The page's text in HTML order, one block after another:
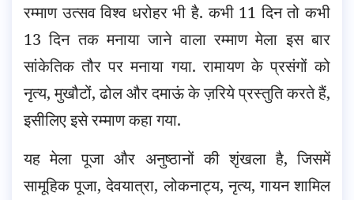
रम्माण उत्सव विश्व धरोहर भी है. कभी 11 दिन तो कभी
13 दिन तक मनाया जाने वाला रम्माण मेला इस बार
सांकेतिक तौर पर मनाया गया. रामायण के प्रसंगों को
नृत्य, मुखौटों, ढोल और दमाऊं के ज़रिये प्रस्तुति करते हैं,
इसीलिए इसे रम्माण कहा गया.
यह मेला पूजा और अनुष्ठानों की शृंखला है, जिसमें
सामूहिक पूजा, देवयात्रा, लोकनाट्य, नृत्य, गायन शामिल